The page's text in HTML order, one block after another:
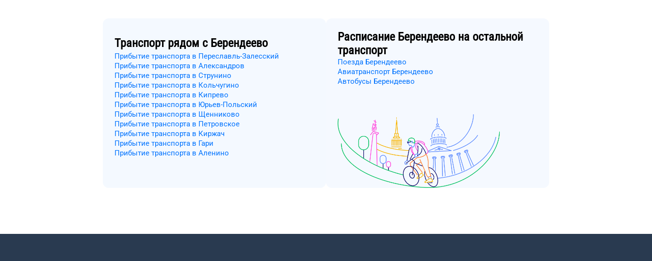
Транспорт рядом с Берендеево
Прибытие транспорта в Переславль-Залесский
Прибытие транспорта в Александров
Прибытие транспорта в Струнино
Прибытие транспорта в Кольчугино
Прибытие транспорта в Кипрево
Прибытие транспорта в Юрьев-Польский
Прибытие транспорта в Щенниково
Прибытие транспорта в Петровское
Прибытие транспорта в Киржач
Прибытие транспорта в Гари
Прибытие транспорта в Аленино
Расписание Берендеево на остальной
транспорт
Поезда Берендеево
Авиатранспорт Берендеево
Автобусы Берендеево